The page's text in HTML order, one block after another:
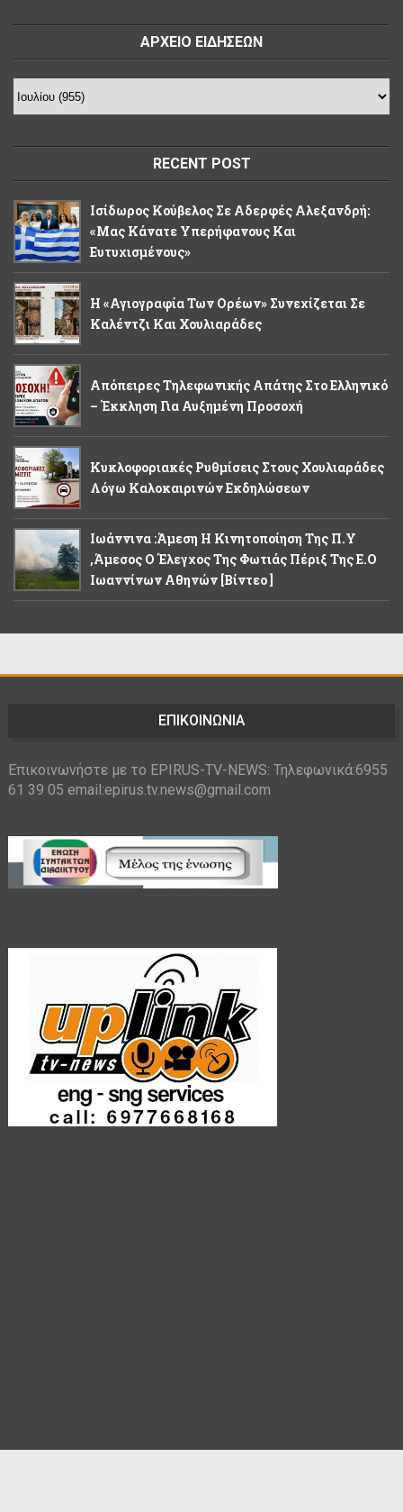
ΑΡΧΕΙΟ ΕΙΔΗΣΕΩΝ
RECENT POST
Ισίδωρος Κούβελος Σε Αδερφές Αλεξανδρή:
«Μας Κάνατε Υπερήφανους Και
Ευτυχισμένους»
Η «Αγιογραφία Των Ορέων» Συνεχίζεται Σε
Καλέντζι Και Χουλιαράδες
Απόπειρες Τηλεφωνικής Απάτης Στο Ελληνικό
– Έκκληση Για Αυξημένη Προσοχή
Κυκλοφοριακές Ρυθμίσεις Στους Χουλιαράδες
Λόγω Καλοκαιρινών Εκδηλώσεων
Ιωάννινα :Άμεση Η Κινητοποίηση Της Π.Υ
,άμεσος Ο Έλεγχος Της Φωτιάς Πέριξ Της Ε.Ο
Ιωαννίνων Αθηνών [βίντεο ]
ΕΠΙΚΟΙΝΩΝΙΑ
Επικοινωνήστε με το EPIRUS-TV-NEWS: Τηλεφωνικά:6955
61 39 05 email:epirus.tv.news@gmail.com